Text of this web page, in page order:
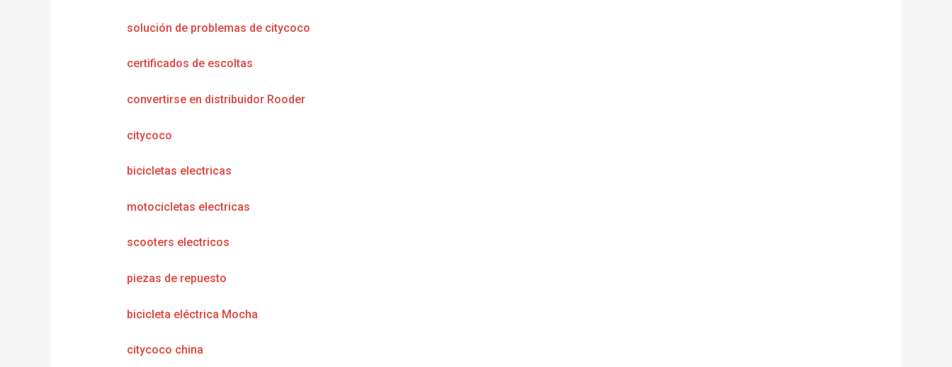
solución de problemas de citycoco
certificados de escoltas
convertirse en distribuidor Rooder
citycoco
bicicletas electricas
motocicletas electricas
scooters electricos
piezas de repuesto
bicicleta eléctrica Mocha
citycoco china